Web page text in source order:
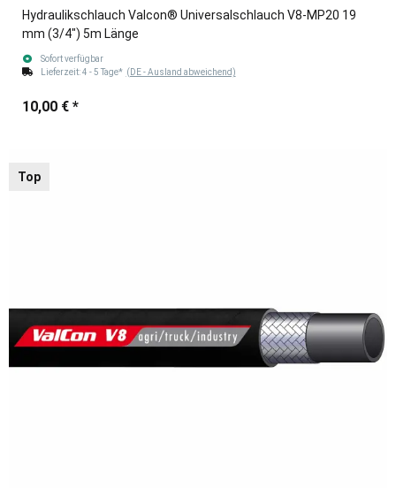
Hydraulikschlauch Valcon® Universalschlauch V8-MP20 19
mm (3/4") 5m Länge
Sofort verfügbar
Lieferzeit:4 - 5 Tage* (DE - Ausland abweichend)
10,00 € *
Top